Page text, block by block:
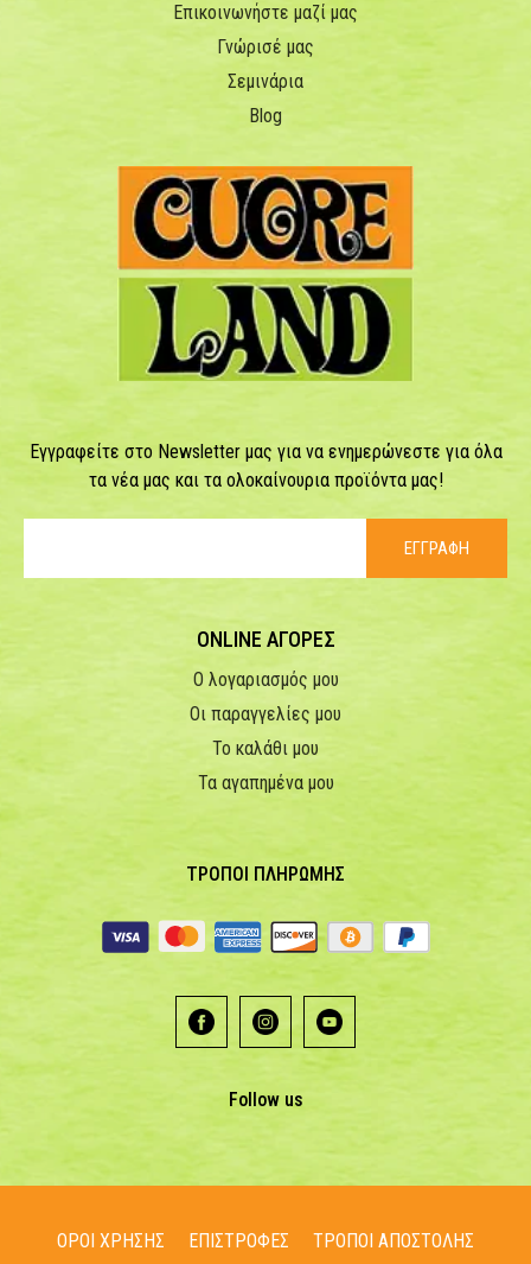
Επικοινωνήστε μαζί μας
Γνώρισέ μας
Σεμινάρια
Blog
Εγγραφείτε στο Newsletter μας για να ενημερώνεστε για όλα
τα νέα μας και τα ολοκαίνουρια προϊόντα μας!
ΕΓΓΡΑΦΗ
ONLINE ΑΓΟΡΕΣ
Ο λογαριασμός μου
Οι παραγγελίες μου
Το καλάθι μου
Τα αγαπημένα μου
ΤΡΟΠΟΙ ΠΛΗΡΩΜΗΣ
Follow us
ΟΡΟΙ ΧΡΗΣΗΣ ΕΠΙΣΤΡΟΦΕΣ ΤΡΟΠΟΙ ΑΠΟΣΤΟΛΗΣ